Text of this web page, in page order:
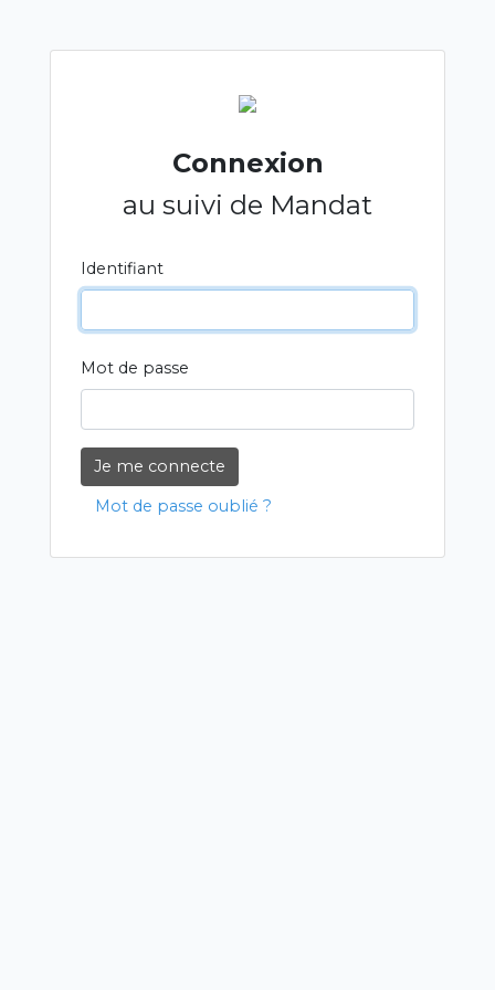
Connexion
au suivi de Mandat
Identifiant
Mot de passe
Je me connecte
Mot de passe oublié ?